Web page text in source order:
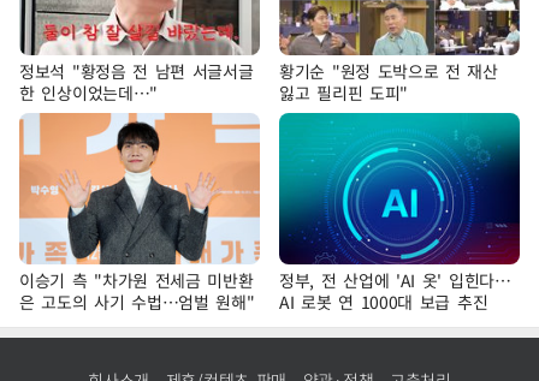
정보석 "황정음 전 남편 서글서글
한 인상이었는데…"
황기순 "원정 도박으로 전 재산
잃고 필리핀 도피"
이승기 측 "차가원 전세금 미반환
은 고도의 사기 수법…엄벌 원해"
정부, 전 산업에 'AI 옷' 입힌다…
AI 로봇 연 1000대 보급 추진